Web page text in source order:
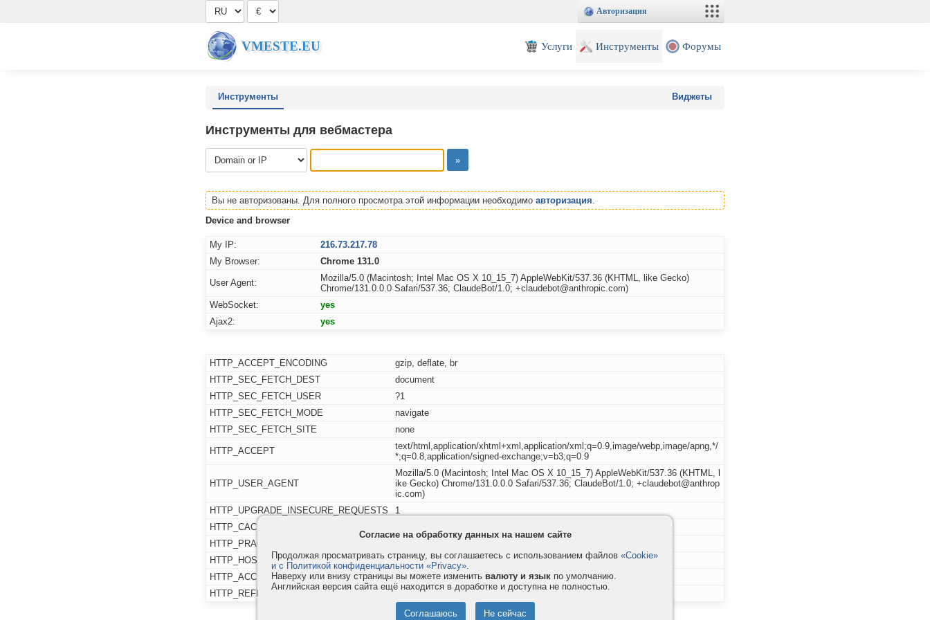
Авторизация
VMESTE.EU Услуги Инструменты Форумы
Инструменты Виджеты
Инструменты для вебмастера
Вы не авторизованы. Для полного просмотра этой информации необходимо авторизация
Device and browser
My IP:
216.73.217.78
My Browser:
Chrome 131.0
User Agent:
Mozilla/5.0 (Macintosh; Intel Mac OS X 10_15_7) AppleWebKit/537.36 (KHTML, like Gecko)
Chrome/131.0.0.0 Safari/537.36; ClaudeBot/1.0; +claudebot@anthropic.com)
WebSocket:
yes
Ajax2:
yes
HTTP_ACCEPT_ENCODING
gzip, deflate, br
HTTP_SEC_FETCH_DEST
document
HTTP_SEC_FETCH_USER
?1
HTTP_SEC_FETCH_MODE
navigate
HTTP_SEC_FETCH_SITE
none
HTTP_ACCEPT
text/html,application/xhtml+xml,application/xml;q=0.9,image/webp,image/apng,*/
*;q=0.8,application/signed-exchange;v=b3;q=0.9
HTTP_USER_AGENT
Mozilla/5.0 (Macintosh; Intel Mac OS X 10_15_7) AppleWebKit/537.36 (KHTML, l
ike Gecko) Chrome/131.0.0.0 Safari/537.36; ClaudeBot/1.0; +claudebot@anthrop
ic.com)
HTTP_UPGRADE_INSECURE_REQUESTS
1
HTTP_CACHE_CONTROL
HTTP_PRAGMA
no-cache
HTTP_HOST
vmeste.eu
HTTP_ACCEPT_LANGUAGE
HTTP_REFERER
Согласие на обработку данных на нашем сайте
Продолжая просматривать страницу, вы соглашаетесь с использованием файлов «Cookie»
и с Политикой конфиденциальности «Privacy».
Наверху или внизу страницы вы можете изменить валюту и язык по умолчанию.
Английская версия сайта ещё находится в доработке и доступна не полностью.